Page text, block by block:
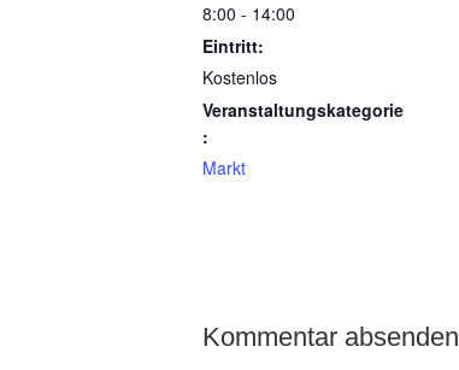
8:00 - 14:00
Eintritt:
Kostenlos
Veranstaltungskategorie
:
Markt
Kommentar absenden